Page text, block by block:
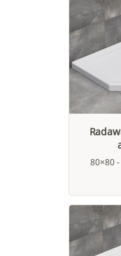
80×80